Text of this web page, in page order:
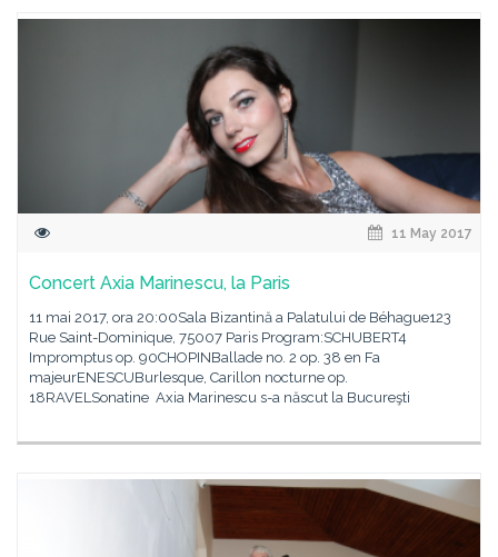
11 May 2017
Concert Axia Marinescu, la Paris
11 mai 2017, ora 20:00Sala Bizantină a Palatului de Béhague123
Rue Saint-Dominique, 75007 Paris Program:SCHUBERT4
Impromptus op. 90CHOPINBallade no. 2 op. 38 en Fa
majeurENESCUBurlesque, Carillon nocturne op.
18RAVELSonatine Axia Marinescu s-a născut la Bucureşti